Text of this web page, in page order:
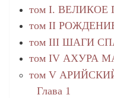
том I. ВЕЛИКОЕ
том II
том III ШАГИ
том IV АХУРА
том V
Глава 1